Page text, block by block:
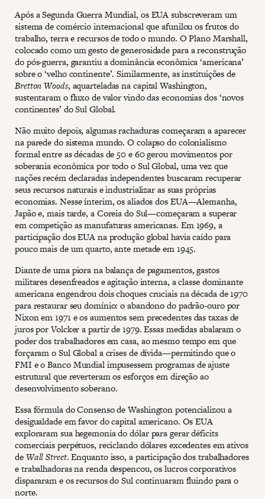
Após a Segunda Guerra Mundial, os EUA subscreveram um
sistema de comércio internacional que afunilou os frutos do
trabalho, terra e recursos de todo o mundo. O Plano Marshall,
colocado como um gesto de generosidade para a reconstrução
do pós-guerra, garantiu a dominância econômica ‘americana’
sobre o ‘velho continente’. Similarmente, as instituições de
Bretton Woods, aquarteladas na capital Washington,
sustentaram o fluxo de valor vindo das economias dos ‘novos
continentes’ do Sul Global.
Não muito depois, algumas rachaduras começaram a aparecer
na parede do sistema mundo. O colapso do colonialismo
formal entre as décadas de 50 e 60 gerou movimentos por
soberania econômica por todo o Sul Global, uma vez que
nações recém declaradas independentes buscaram recuperar
seus recursos naturais e industrializar as suas próprias
economias. Nesse ínterim, os aliados dos EUA—Alemanha,
Japão e, mais tarde, a Coreia do Sul—começaram a superar
em competição as manufaturas americanas. Em 1969, a
participação dos EUA na produção global havia caído para
pouco mais de um quarto, ante metade em 1945.
Diante de uma piora na balança de pagamentos, gastos
militares desenfreados e agitação interna, a classe dominante
americana engendrou dois choques cruciais na década de 1970
para restaurar seu domínio: o abandono do padrão-ouro por
Nixon em 1971 e os aumentos sem precedentes das taxas de
juros por Volcker a partir de 1979. Essas medidas abalaram o
poder dos trabalhadores em casa, ao mesmo tempo em que
forçaram o Sul Global a crises de dívida—permitindo que o
FMI e o Banco Mundial impusessem programas de ajuste
estrutural que reverteram os esforços em direção ao
desenvolvimento soberano.
Essa fórmula do Consenso de Washington potencializou a
desigualdade em favor do capital americano. Os EUA
exploraram sua hegemonia do dólar para gerar déficits
comerciais perpétuos, reciclando dólares excedentes em ativos
deWall Street. Enquanto isso, a participação dos trabalhadores
e trabalhadoras na renda despencou, os lucros corporativos
dispararam e os recursos do Sul continuaram fluindo para o
norte.